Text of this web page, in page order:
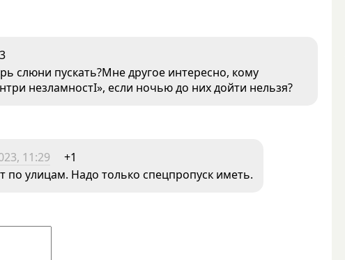
слюни пускать?Мне другое интересно, кому
незламностI», если ночью до них дойти нельзя?
11:29
+1
улицам. Надо только спецпропуск иметь.